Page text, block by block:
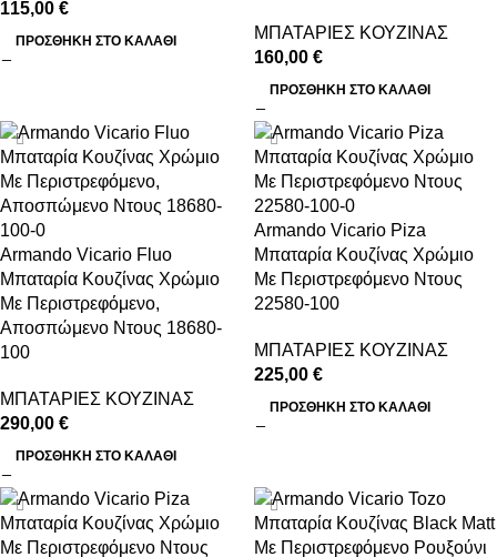
115,00 €
ΠΡΟΣΘΉΚΗ ΣΤΟ ΚΑΛΆΘΙ
ΜΠΑΤΑΡΙΕΣ ΚΟΥΖΙΝΑΣ
160,00 €
ΠΡΟΣΘΉΚΗ ΣΤΟ ΚΑΛΆΘΙ
Armando Vicario Fluo
Μπαταρία Κουζίνας Χρώμιο
Με Περιστρεφόμενο,
Αποσπώμενο Ντους 18680-
100
ΜΠΑΤΑΡΙΕΣ ΚΟΥΖΙΝΑΣ
290,00 €
ΠΡΟΣΘΉΚΗ ΣΤΟ ΚΑΛΆΘΙ
Armando Vicario Piza
Μπαταρία Κουζίνας Χρώμιο
Με Περιστρεφόμενο Ντους
22580-100
ΜΠΑΤΑΡΙΕΣ ΚΟΥΖΙΝΑΣ
225,00 €
ΠΡΟΣΘΉΚΗ ΣΤΟ ΚΑΛΆΘΙ